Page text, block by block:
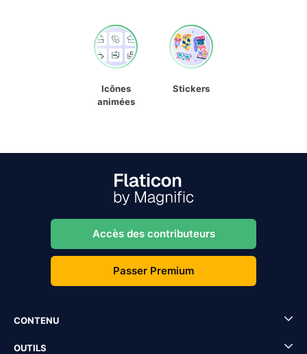
Icônes
animées
Stickers
Accès des contributeurs
Passer Premium
CONTENU
OUTILS